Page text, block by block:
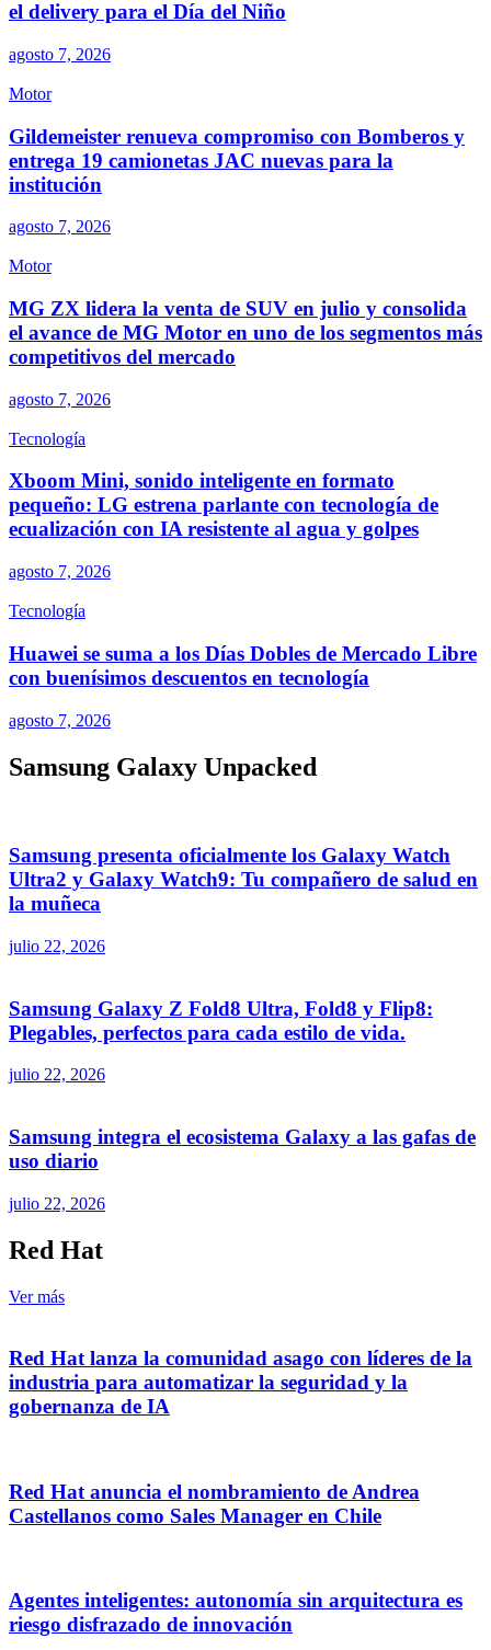
el delivery para el Día del Niño
agosto 7, 2026
Motor
Gildemeister renueva compromiso con Bomberos y
entrega 19 camionetas JAC nuevas para la
institución
agosto 7, 2026
Motor
MG ZX lidera la venta de SUV en julio y consolida
el avance de MG Motor en uno de los segmentos más
competitivos del mercado
agosto 7, 2026
Tecnología
Xboom Mini, sonido inteligente en formato
pequeño: LG estrena parlante con tecnología de
ecualización con IA resistente al agua y golpes
agosto 7, 2026
Tecnología
Huawei se suma a los Días Dobles de Mercado Libre
con buenísimos descuentos en tecnología
agosto 7, 2026
Samsung Galaxy Unpacked
Samsung presenta oficialmente los Galaxy Watch
Ultra2 y Galaxy Watch9: Tu compañero de salud en
la muñeca
julio 22, 2026
Samsung Galaxy Z Fold8 Ultra, Fold8 y Flip8:
Plegables, perfectos para cada estilo de vida.
julio 22, 2026
Samsung integra el ecosistema Galaxy a las gafas de
uso diario
julio 22, 2026
Red Hat
Ver más
Red Hat lanza la comunidad asago con líderes de la
industria para automatizar la seguridad y la
gobernanza de IA
Red Hat anuncia el nombramiento de Andrea
Castellanos como Sales Manager en Chile
Agentes inteligentes: autonomía sin arquitectura es
riesgo disfrazado de innovación